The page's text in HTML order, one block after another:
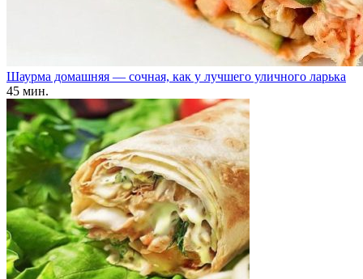
Шаурма домашняя — сочная, как у лучшего уличного ларька
45 мин.